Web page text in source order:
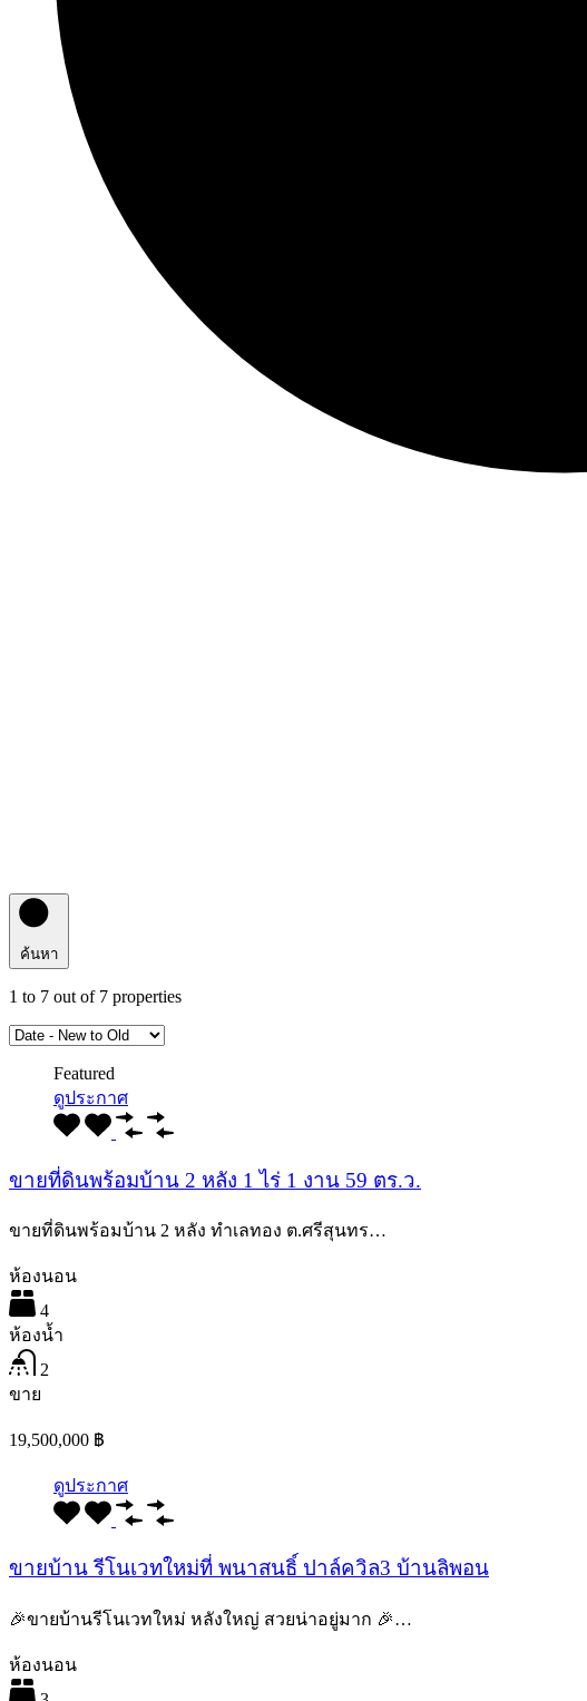
ค้นหา
1 to 7 out of 7 properties
Featured
ดูประกาศ
ขายที่ดินพร้อมบ้าน 2 หลัง 1 ไร่ 1 งาน 59 ตร.ว.
ขายที่ดินพร้อมบ้าน 2 หลัง ทำเลทอง ต.ศรีสุนทร…
ห้องนอน
4
ห้องน้ำ
2
ขาย
19,500,000 ฿
ดูประกาศ
ขายบ้าน รีโนเวทใหม่ที่ พนาสนธิ์ ปาล์ควิล3 บ้านลิพอน
🎉ขายบ้านรีโนเวทใหม่ หลังใหญ่ สวยน่าอยู่มาก 🎉…
ห้องนอน